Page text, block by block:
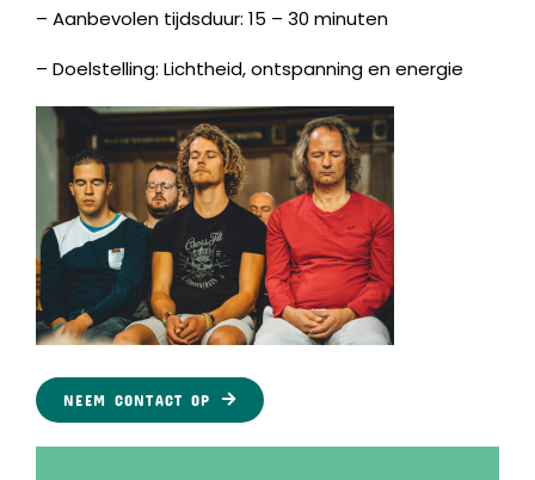
– Aanbevolen tijdsduur: 15 – 30 minuten
– Doelstelling: Lichtheid, ontspanning en energie
NEEM CONTACT OP